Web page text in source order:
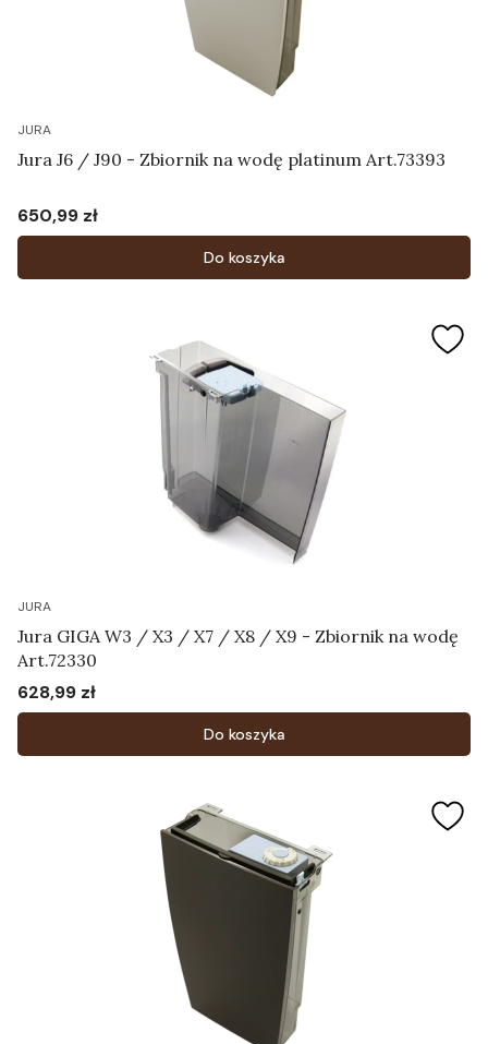
JURA
Jura J6 / J90 - Zbiornik na wodę platinum Art.73393
Cena
650,99 zł
Do koszyka
JURA
Jura GIGA W3 / X3 / X7 / X8 / X9 - Zbiornik na wodę
Art.72330
Cena
628,99 zł
Do koszyka